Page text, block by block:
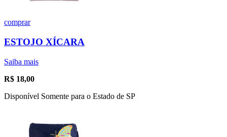
comprar
ESTOJO XÍCARA
Saiba mais
R$ 18,00
Disponível Somente para o Estado de SP